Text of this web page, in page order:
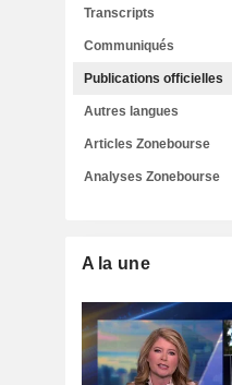
Transcripts
Communiqués
Publications officielles
Autres langues
Articles Zonebourse
Analyses Zonebourse
A la une